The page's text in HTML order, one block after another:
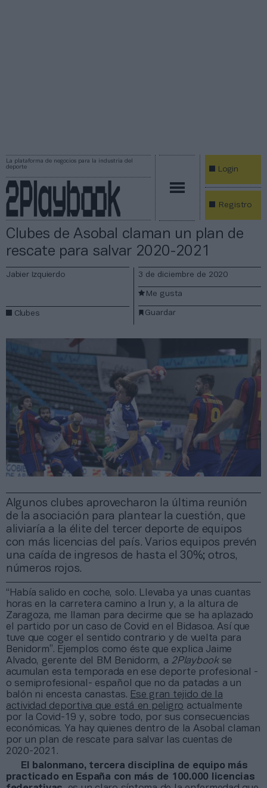
La plataforma de negocios para la industria del
deporte
Login
Registro
Clubes de Asobal claman un plan de
rescate para salvar 2020-2021
Algunos clubes aprovecharon la última reunión
de la asociación para plantear la cuestión, que
aliviaría a la élite del tercer deporte de equipos
con más licencias del país. Varios equipos prevén
una caída de ingresos de hasta el 30%; otros,
números rojos.
Jabier Izquierdo
Clubes
3 de diciembre de 2020
Guardar
Me gusta
“Había salido en coche, solo. Llevaba ya unas cuantas
horas en la carretera camino a Irun y, a la altura de
Zaragoza, me llaman para decirme que se ha aplazado
el partido por un caso de Covid en el Bidasoa. Así que
tuve que coger el sentido contrario y de vuelta para
Benidorm”. Ejemplos como éste que explica Jaime
Alvado, gerente del BM Benidorm, a 2Playbookse
acumulan esta temporada en ese deporte profesional -
o semiprofesional- español que no da patadas a un
balón ni encesta canastas. Ese gran tejido de la
actividad deportiva que está en peligro actualmente
por la Covid-19 y, sobre todo, por sus consecuencias
económicas. Ya hay quienes dentro de la Asobal claman
por un plan de rescate para salvar las cuentas de
2020-2021.
El balonmano, tercera disciplina de equipo más
practicado en España con más de 100.000 licencias